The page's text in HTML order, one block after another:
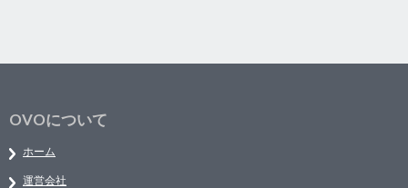
OVOについて
ホーム
運営会社